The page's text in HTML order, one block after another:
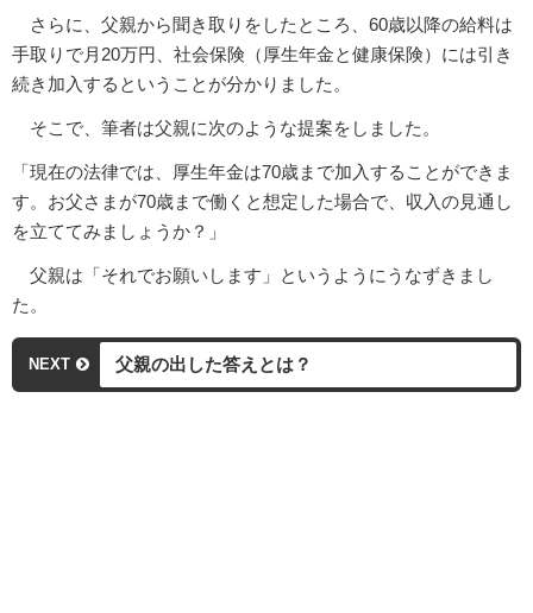
さらに、父親から聞き取りをしたところ、60歳以降の給料は
手取りで月20万円、社会保険（厚生年金と健康保険）には引き
続き加入するということが分かりました。
そこで、筆者は父親に次のような提案をしました。
「現在の法律では、厚生年金は70歳まで加入することができま
す。お父さまが70歳まで働くと想定した場合で、収入の見通し
を立ててみましょうか？」
父親は「それでお願いします」というようにうなずきまし
た。
NEXT 父親の出した答えとは？